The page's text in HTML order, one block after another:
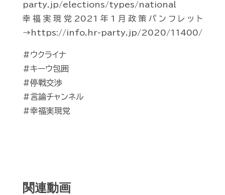
party.jp/elections/types/national
幸福実現党2021年1月政策パンフレット
→https://info.hr-party.jp/2020/11400/
#ウクライナ
#キーウ包囲
#停戦交渉
#言論チャンネル
#幸福実現党
関連動画